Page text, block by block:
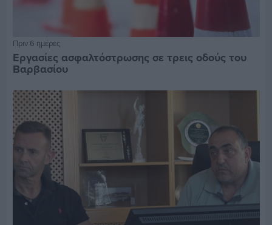
Πριν 6 ημέρες
Εργασίες ασφαλτόστρωσης σε τρεις οδούς του
Βαρβασίου